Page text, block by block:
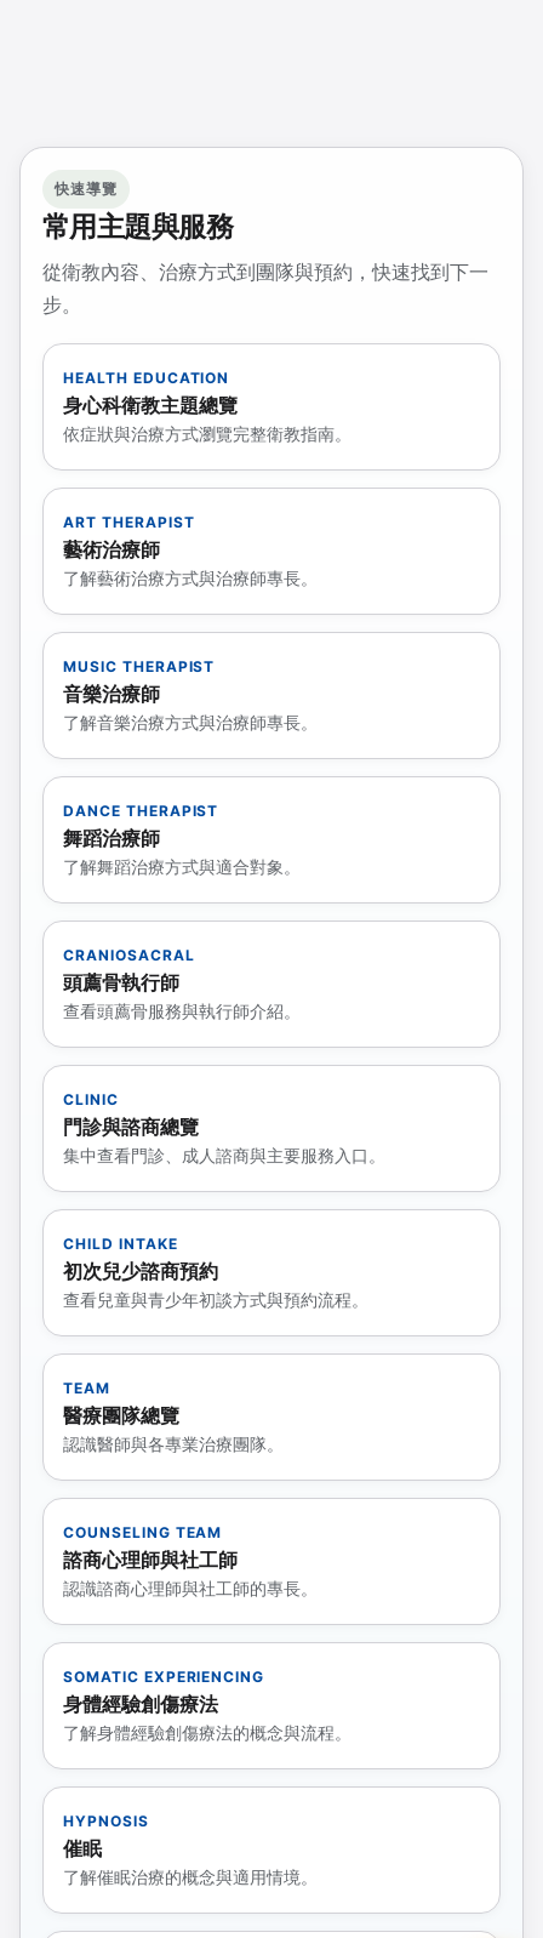
快速導覽
常用主題與服務
從衛教內容、治療方式到團隊與預約，快速找到下一
步。
HEALTH EDUCATION
身心科衛教主題總覽
依症狀與治療方式瀏覽完整衛教指南。
ART THERAPIST
藝術治療師
了解藝術治療方式與治療師專長。
MUSIC THERAPIST
音樂治療師
了解音樂治療方式與治療師專長。
DANCE THERAPIST
舞蹈治療師
了解舞蹈治療方式與適合對象。
CRANIOSACRAL
頭薦骨執行師
查看頭薦骨服務與執行師介紹。
CLINIC
門診與諮商總覽
集中查看門診、成人諮商與主要服務入口。
CHILD INTAKE
初次兒少諮商預約
查看兒童與青少年初談方式與預約流程。
TEAM
醫療團隊總覽
認識醫師與各專業治療團隊。
COUNSELING TEAM
諮商心理師與社工師
認識諮商心理師與社工師的專長。
SOMATIC EXPERIENCING
身體經驗創傷療法
了解身體經驗創傷療法的概念與流程。
HYPNOSIS
催眠
了解催眠治療的概念與適用情境。